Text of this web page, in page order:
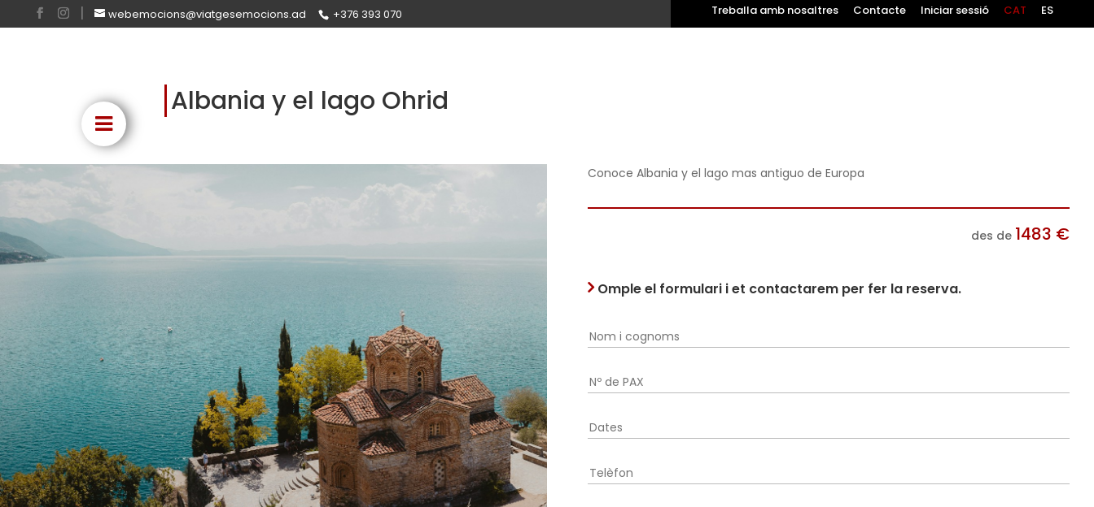
webemocions@viatgesemocions.ad +376 393 070 Treballa amb nosaltres Contacte Iniciar sessió CAT ES
Albania y el lago Ohrid
Conoce Albania y el lago mas antiguo de Europa
des de 1483 €
Omple el formulari i et contactarem per fer la reserva.